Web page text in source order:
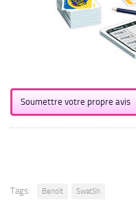
Soumettre votre propre avis
Tags: Benoît SwatSh